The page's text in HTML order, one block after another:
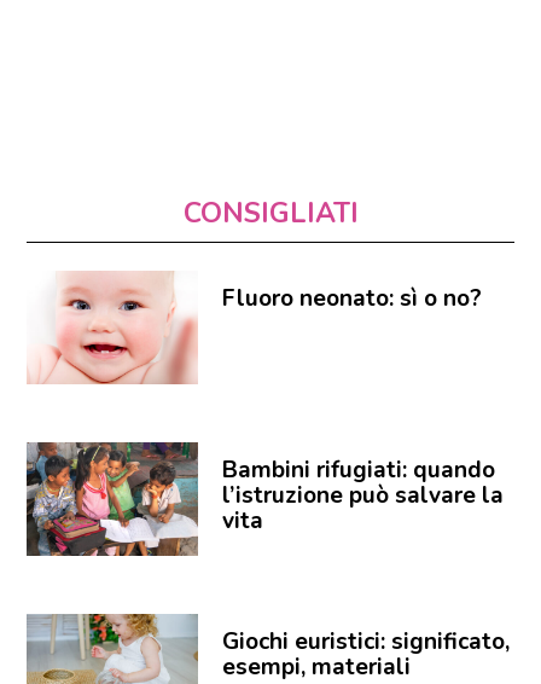
CONSIGLIATI
Fluoro neonato: sì o no?
Bambini rifugiati: quando
l’istruzione può salvare la
vita
Giochi euristici: significato,
esempi, materiali